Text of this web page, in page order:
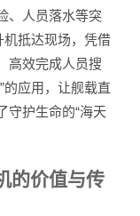
、人员落水等突
机抵达现场，凭借
高效完成人员搜
的应用，让舰载直
守护生命的“海天
的价值与传